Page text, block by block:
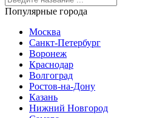
Популярные города
Москва
Санкт-Петербург
Воронеж
Краснодар
Волгоград
Ростов-на-Дону
Казань
Нижний Новгород